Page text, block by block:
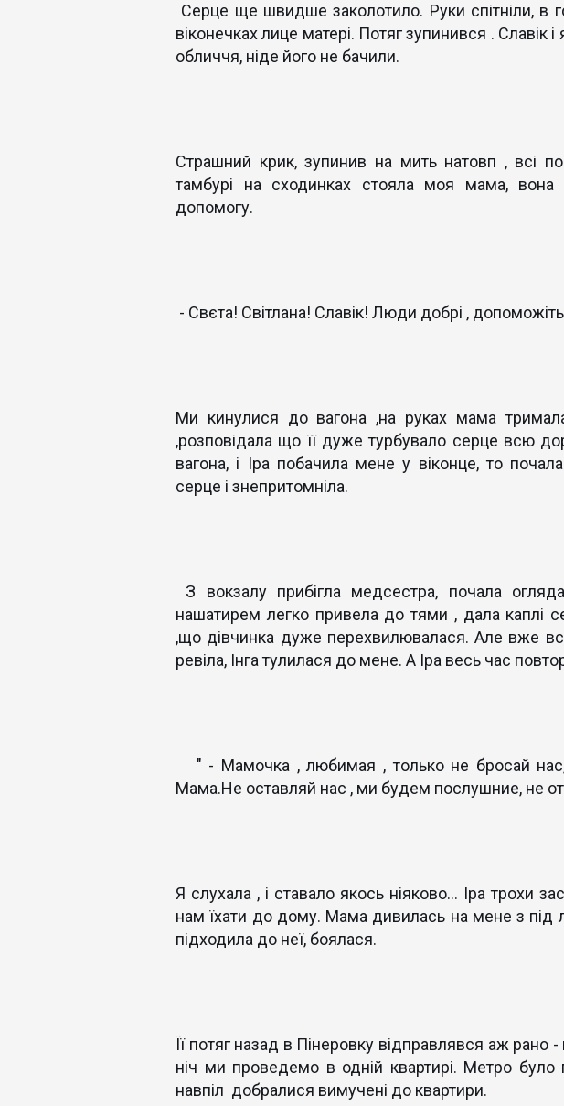
Серце ще швидше заколотило. Руки спітніли, в
віконечках лице матері. Потяг зупинився . Славік
обличчя, ніде його не бачили.
Страшний крик, зупинив на мить натовп , всі
тамбурі на сходинках стояла моя мама,
допомогу.
- Свєта! Світлана! Славік! Люди добрі ,
Ми кинулися до вагона ,на руках мама
,розповідала що її дуже турбувало серце всю
вагона, і Іра побачила мене у віконце, то
серце і знепритомніла.
З вокзалу прибігла медсестра, почала
нашатирем легко привела до тями , дала каплі
,що дівчинка дуже перехвилювалася. Але вже
ревіла, Інга тулилася до мене. А Іра весь час
" - Мамочка , любимая , только не бросай
Мама.Не оставляй нас , ми будем послушние, не
Я слухала , і ставало якось ніяково... Іра трохи
нам їхати до дому. Мама дивилась на мене з під
підходила до неї, боялася.
Її потяг назад в Пінеровку відправлявся аж рано
ніч ми проведемо в одній квартирі. Метро
навпіл добралися вимучені до квартири.